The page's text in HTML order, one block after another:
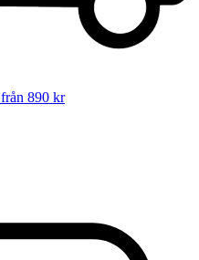
från 890 kr